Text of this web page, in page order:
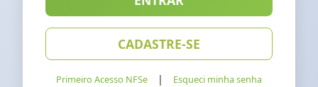
CADASTRE-SE
Primeiro Acesso NFSe | Esqueci minha senha